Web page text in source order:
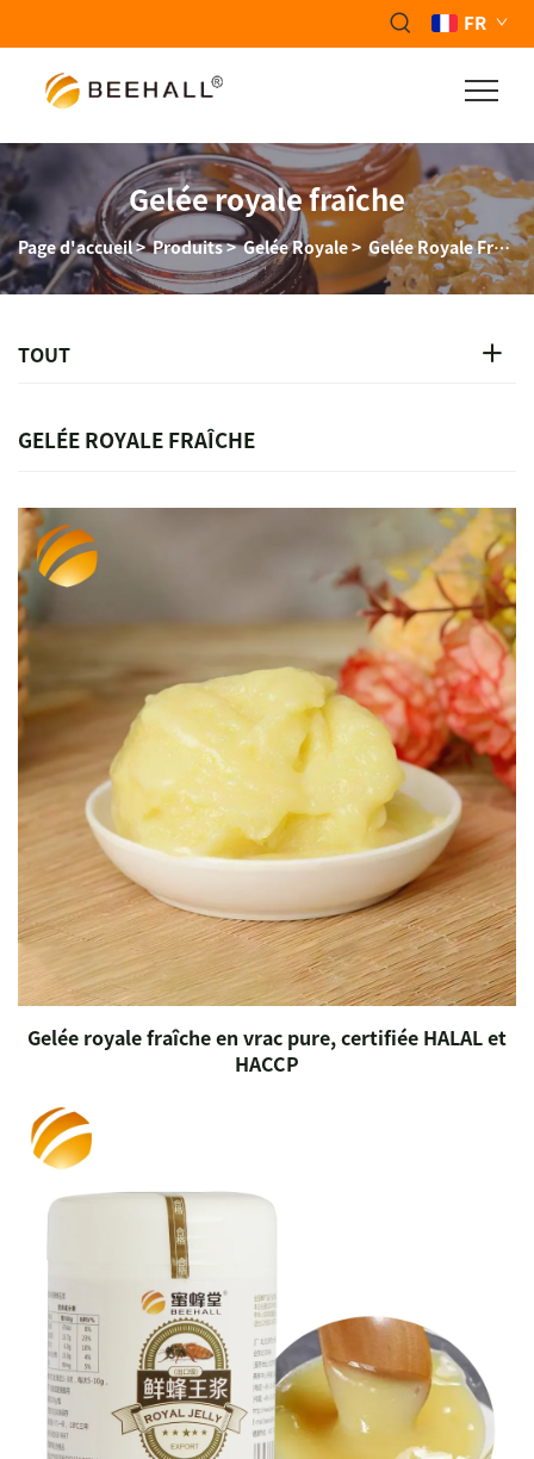
FR
Gelée royale fraîche
Page d'accueil>Produits>Gelée Royale> Gelée Royale Fraîche
TOUT
GELÉE ROYALE FRAÎCHE
Gelée royale fraîche en vrac pure, certifiée HALAL et
HACCP